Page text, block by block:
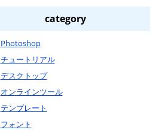
category
Photoshop
チュートリアル
デスクトップ
オンラインツール
テンプレート
フォント